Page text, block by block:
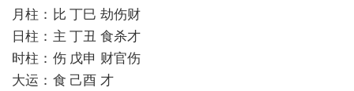
月柱：比 丁巳 劫伤财
日柱：主 丁丑 食杀才
时柱：伤 戊申 财官伤
大运：食 己酉 才